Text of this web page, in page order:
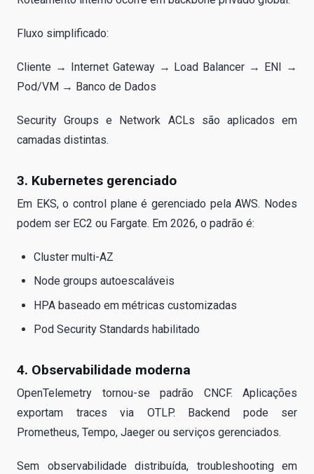
Fluxo simplificado:
Cliente → Internet Gateway → Load Balancer → ENI →
Pod/VM → Banco de Dados
Security Groups e Network ACLs são aplicados em
camadas distintas.
3. Kubernetes gerenciado
Em EKS, o control plane é gerenciado pela AWS. Nodes
podem ser EC2 ou Fargate. Em 2026, o padrão é:
Cluster multi-AZ
Node groups autoescaláveis
HPA baseado em métricas customizadas
Pod Security Standards habilitado
4. Observabilidade moderna
OpenTelemetry tornou-se padrão CNCF. Aplicações
exportam traces via OTLP. Backend pode ser
Prometheus, Tempo, Jaeger ou serviços gerenciados.
Sem observabilidade distribuída, troubleshooting em